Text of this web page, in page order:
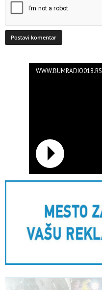
WWW.BUMRADIO018.RS